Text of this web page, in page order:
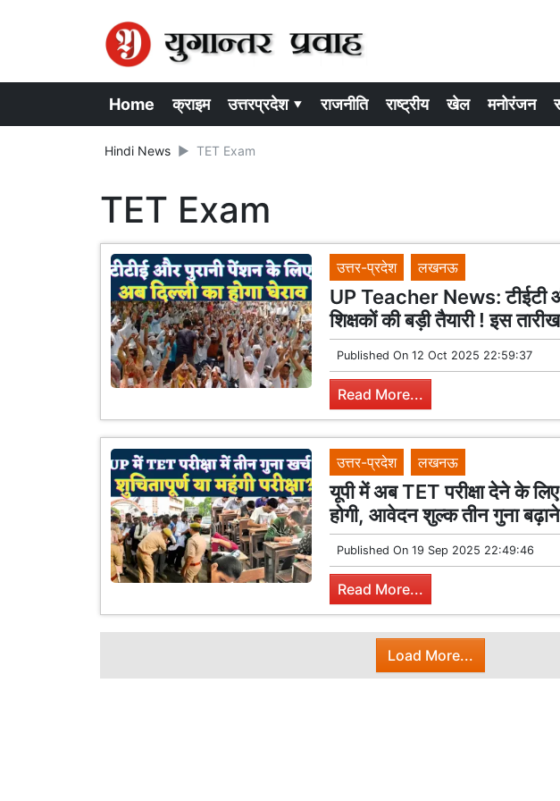
Home क्राइम उत्तरप्रदेश ▾ राजनीति राष्ट्रीय खेल मनोरंजन
Hindi News TET Exam
TET Exam
उत्तर-प्रदेश लखनऊ
UP Teacher News: टीईटी
शिक्षकों की बड़ी तैयारी ! इस
Published On 12 Oct 2025 22:59:37
Read More...
उत्तर-प्रदेश लखनऊ
यूपी में अब TET परीक्षा देने के
होगी, आवेदन शुल्क तीन गुना बढ़ाने
Published On 19 Sep 2025 22:49:46
Read More...
Load More...